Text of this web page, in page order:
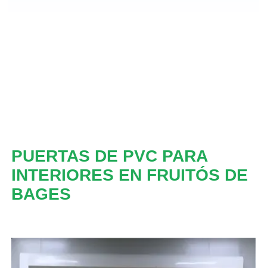
PUERTAS DE PVC PARA
INTERIORES EN FRUITÓS DE
BAGES